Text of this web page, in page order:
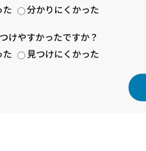
た
分かりにくかった
けやすかったですか？
た
見つけにくかった